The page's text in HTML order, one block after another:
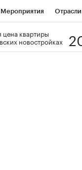
Мероприятия Отрасли
РБК Образование
цена квартиры
новостройках